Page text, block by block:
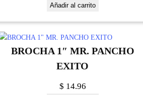
Añadir al carrito
BROCHA 1″ MR. PANCHO
EXITO
$ 14.96